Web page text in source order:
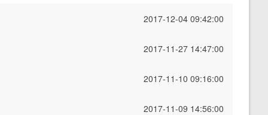
2017-12-04 09:42:00
2017-11-27 14:47:00
2017-11-10 09:16:00
2017-11-09 14:56:00